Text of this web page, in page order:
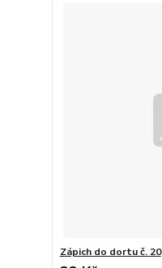
Zápich do dortu č. 20